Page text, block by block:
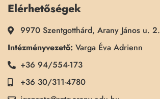
Elérhetőségek
9970 Szentgotthárd, Arany János u. 2.
Intézményvezető: Varga Éva Adrienn
+36 94/554-173
+36 30/311-4780